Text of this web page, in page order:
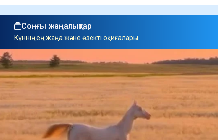
Соңғы жаңалықтар
Күннің ең жаңа және өзекті оқиғалары